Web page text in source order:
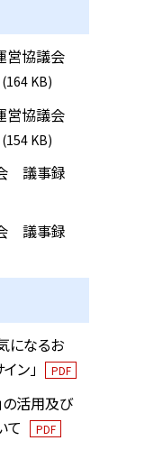
営協議会
(164 KB)
営協議会
(154 KB)
議事録
議事録
になるお
ン」
PDF
の活用及び
て
PDF